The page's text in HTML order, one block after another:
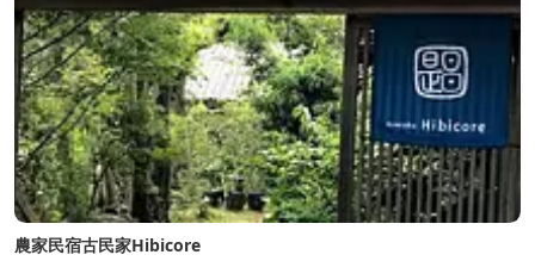
農家民宿古民家Hibicore